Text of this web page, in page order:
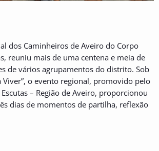
dos Caminheiros de Aveiro do Corpo
reuniu mais de uma centena e meia de
de vários agrupamentos do distrito. Sob
Viver”, o evento regional, promovido pelo
– Região de Aveiro, proporcionou
dias de momentos de partilha, reflexão